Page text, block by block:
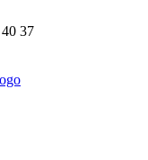
37